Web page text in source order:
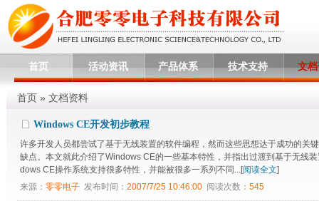
首页 活动资讯 产品体系 技术支持 文
首页» 文档资料
Windows CE开发初步教程
许多开发人员都尝试了基于无线装置的软件编程，然而这些思想达于成功的关
缺点。本文就此介绍了Windows CE的一些基本特性，并指出过渡到基于
dows CE操作系统支持很多特性，并能被很多一系列不同...[阅读全文]
来源： 零零电子发布时间： 2007/7/25 10:46:00阅读次数： 545